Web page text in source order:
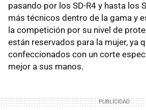
pasando por los SD-R4 y hasta los
más técnicos dentro de la gama y
la competición por su nivel de
están reservados para la mujer, ya
confeccionados con un corte
mejor a sus manos.